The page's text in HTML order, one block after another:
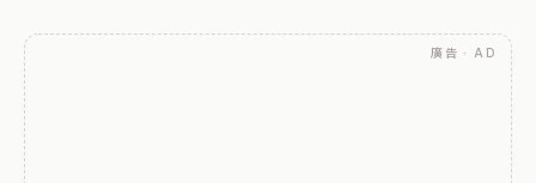
廣告 · AD